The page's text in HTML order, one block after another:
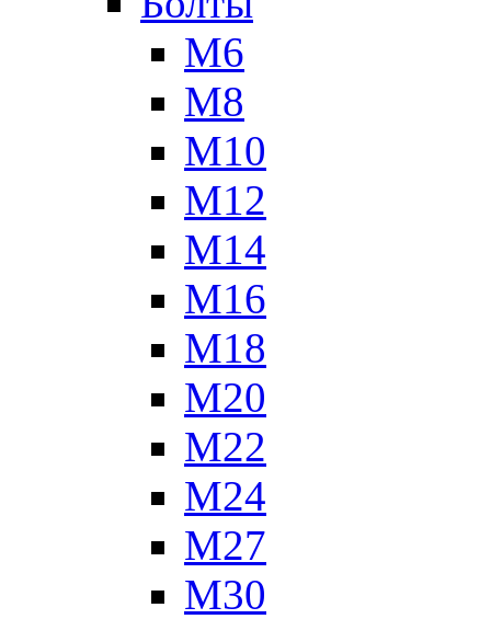
М6
М8
М10
М12
М14
М16
М18
М20
М22
М24
М27
М30